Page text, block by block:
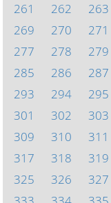
261
262 263
269
270 271
277
278 279
285
286 287
293
294 295
301
302 303
309
310 311
317
318 319
325
326 327